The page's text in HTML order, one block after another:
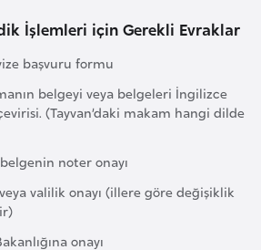
İşlemleri için Gerekli Evraklar
başvuru formu
belgeyi veya belgeleri İngilizce
(Tayvan’daki makam hangi dilde
noter onayı
valilik onayı (illere göre değişiklik
onayı